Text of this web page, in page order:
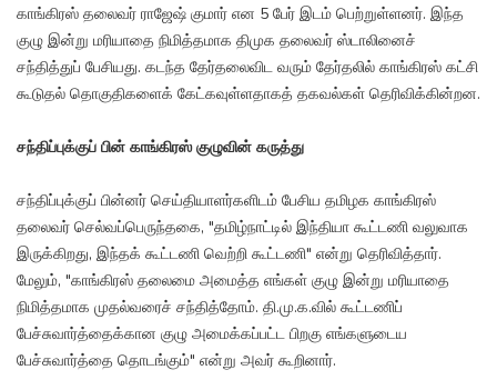
காங்கிரஸ் தலைவர் ராஜேஷ் குமார் என 5 பேர் இடம் பெற்றுள்ளனர். இந்த
குழு இன்று மரியாதை நிமித்தமாக திமுக தலைவர் ஸ்டாலினைச்
சந்தித்துப் பேசியது. கடந்த தேர்தலைவிட வரும் தேர்தலில் காங்கிரஸ் கட்சி
கூடுதல் தொகுதிகளைக் கேட்கவுள்ளதாகத் தகவல்கள் தெரிவிக்கின்றன.
சந்திப்புக்குப் பின் காங்கிரஸ் குழுவின் கருத்து
சந்திப்புக்குப் பின்னர் செய்தியாளர்களிடம் பேசிய தமிழக காங்கிரஸ்
தலைவர் செல்வப்பெருந்தகை, "தமிழ்நாட்டில் இந்தியா கூட்டணி வலுவாக
இருக்கிறது, இந்தக் கூட்டணி வெற்றி கூட்டணி" என்று தெரிவித்தார்.
மேலும், "காங்கிரஸ் தலைமை அமைத்த எங்கள் குழு இன்று மரியாதை
நிமித்தமாக முதல்வரைச் சந்தித்தோம். தி.மு.க.வில் கூட்டணிப்
பேச்சுவார்த்தைக்கான குழு அமைக்கப்பட்ட பிறகு எங்களுடைய
பேச்சுவார்த்தை தொடங்கும்" என்று அவர் கூறினார்.